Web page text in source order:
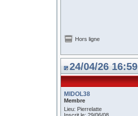
Hors ligne
24/04/26 16:59
MIDOL38
Membre
Lieu: Pierrelatte